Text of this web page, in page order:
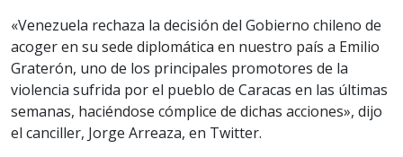
«Venezuela rechaza la decisión del Gobierno chileno de
acoger en su sede diplomática en nuestro país a Emilio
Graterón, uno de los principales promotores de la
violencia sufrida por el pueblo de Caracas en las últimas
semanas, haciéndose cómplice de dichas acciones», dijo
el canciller, Jorge Arreaza, en Twitter.